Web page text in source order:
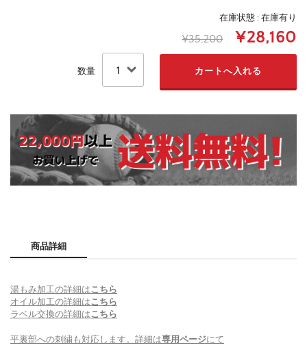
在庫状態 : 在庫有り
¥35,200 ¥28,160
数量
商品詳細
湯もみ加工の詳細はこちら
オイル加工の詳細はこちら
ラベル交換の詳細はこちら
平裏部への刺繍も対応します。詳細は専用ページにて